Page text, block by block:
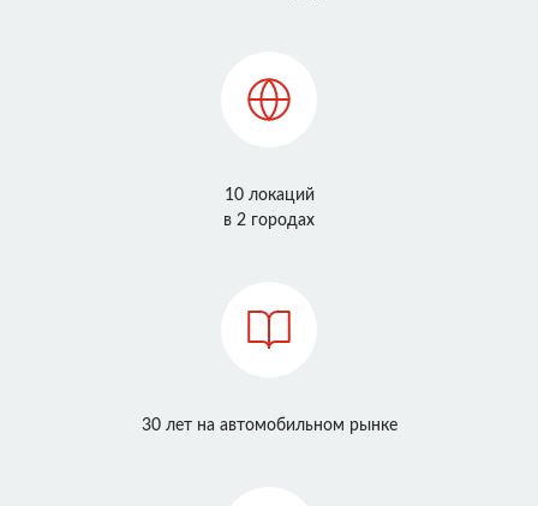
10 локаций
в 2 городах
30 лет на автомобильном рынке